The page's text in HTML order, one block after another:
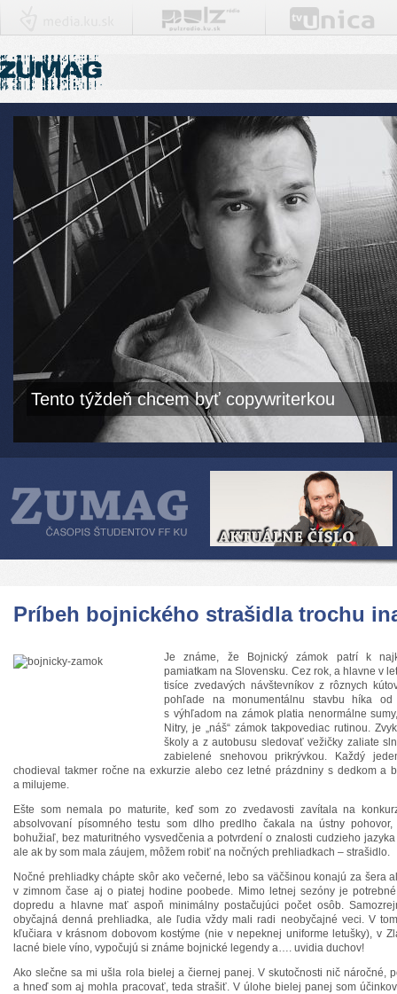
Tento týždeň chcem byť copywriterkou
Príbeh bojnického strašidla trochu
Je známe, že Bojnický zámok patrí k
pamiatkam na Slovensku. Cez rok, a hlavne v
tisíce zvedavých návštevníkov z rôznych
pohľade na monumentálnu stavbu híka
s výhľadom na zámok platia nenormálne
Nitry, je „náš“ zámok takpovediac rutinou.
školy a z autobusu sledovať vežičky zaliate
zabielené snehovou prikrývkou. Každý
chodieval takmer ročne na exkurzie alebo cez letné prázdniny s dedkom a
a milujeme.
Ešte som nemala po maturite, keď som zo zvedavosti zavítala na
absolvovaní písomného testu som dlho predlho čakala na ústny
bohužiaľ, bez maturitného vysvedčenia a potvrdení o znalosti cudzieho
ale ak by som mala záujem, môžem robiť na nočných prehliadkach – strašidlo.
Nočné prehliadky chápte skôr ako večerné, lebo sa väčšinou konajú za šera
v zimnom čase aj o piatej hodine poobede. Mimo letnej sezóny je
dopredu a hlavne mať aspoň minimálny postačujúci počet osôb.
obyčajná denná prehliadka, ale ľudia vždy mali radi neobyčajné veci. V
kľučiara v krásnom dobovom kostýme (nie v nepeknej uniforme letušky), v
lacné biele víno, vypočujú si známe bojnické legendy a…. uvidia duchov!
Ako slečne sa mi ušla rola bielej a čiernej panej. V skutočnosti nič náročné,
a hneď som aj mohla pracovať, teda strašiť. V úlohe bielej panej som